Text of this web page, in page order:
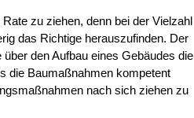
zu ziehen, denn bei der Vielzahl
das Richtige herauszufinden. Der
den Aufbau eines Gebäudes die
die Baumaßnahmen kompetent
nach sich ziehen zu